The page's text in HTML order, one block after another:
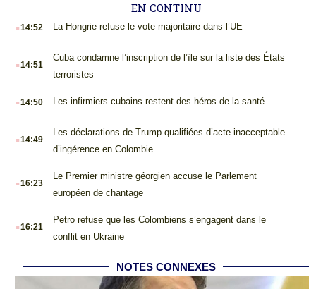
EN CONTINU
.14:52 La Hongrie refuse le vote majoritaire dans l’UE
.14:51
Cuba condamne l’inscription de l’île sur la liste des États
terroristes
.14:50 Les infirmiers cubains restent des héros de la santé
.14:49
Les déclarations de Trump qualifiées d’acte inacceptable
d’ingérence en Colombie
.16:23
Le Premier ministre géorgien accuse le Parlement
européen de chantage
.16:21
Petro refuse que les Colombiens s’engagent dans le
conflit en Ukraine
NOTES CONNEXES